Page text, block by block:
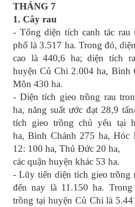
THÁNG 7
1. Cây rau
- Tổng diện tích canh tác rau
phố là 3.517 ha. Trong đó,
cao là 440,6 ha; diện tích
huyện Củ Chi 2.004 ha, Bình
Môn 430 ha.
- Diện tích gieo trồng rau
ha, năng suất ước đạt 28,9
tích gieo trồng chủ yếu tại
ha, Bình Chánh 275 ha, Hóc
12: 100 ha, Thủ Đức 20 ha,
các quận huyện khác 53 ha.
- Lũy tiến diện tích gieo trồng
đến nay là 11.150 ha.
trồng tại huyện Củ Chi là